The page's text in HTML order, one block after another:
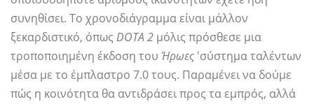
συνηθίσει. Το χρονοδιάγραμμα είναι μάλλον
ξεκαρδιστικό, όπως DOTA 2 μόλις πρόσθεσε μια
τροποποιημένη έκδοση του Ήρωες 'σύστημα ταλέντων
μέσα με το έμπλαστρο 7.0 τους. Παραμένει να δούμε
πώς η κοινότητα θα αντιδράσει προς τα εμπρός, αλλά